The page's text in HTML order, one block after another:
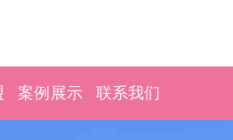
案例展示 联系我们